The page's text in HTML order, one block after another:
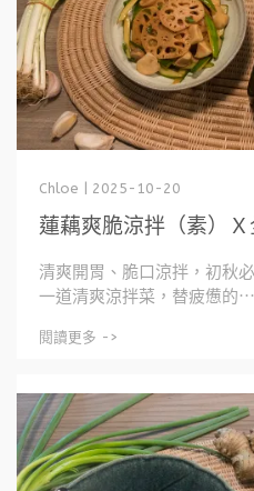
蓮藕爽脆涼拌（素）
Chloe | 2025-10-20
清爽開胃、脆口涼拌，初秋
一道清爽涼拌菜，替疲憊的⋯
閱讀更多 ->